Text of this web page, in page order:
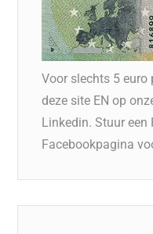
Voor slechts 5
deze site EN op
Linkedin. Stuur een
Facebookpagina